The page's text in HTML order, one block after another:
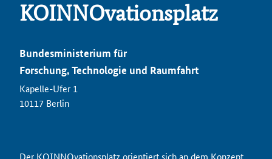
KOINNOvationsplatz
Bundesministerium für
Forschung, Technologie und Raumfahrt
Kapelle-Ufer 1
10117 Berlin
Der KOINNOvationsplatz orientiert sich an dem Konzept